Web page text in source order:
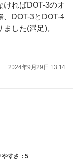
ければDOT-3のオ
、DOT-3とDOT-4
した(満足)。
2024年9月29日 13:14
やすさ：5